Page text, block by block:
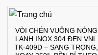
VÒI CHÉN VUÔNG NÓNG
LẠNH INOX 304 ĐEN VNL
TK-409D – SANG TRỌNG,